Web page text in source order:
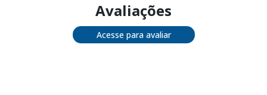
Avaliações
Acesse para avaliar